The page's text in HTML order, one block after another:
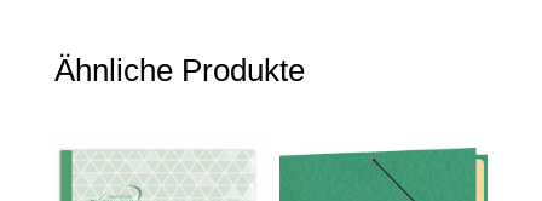
Ähnliche Produkte